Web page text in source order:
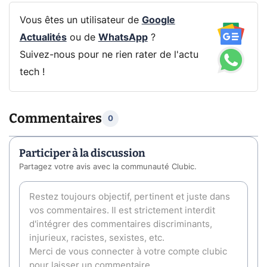
Vous êtes un utilisateur de Google
Actualitésou de WhatsApp?
Suivez-nous pour ne rien rater de l'actu
tech !
Commentaires 0
Participer à la discussion
Partagez votre avis avec la communauté Clubic.